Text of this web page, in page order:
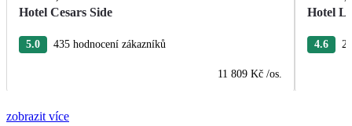
Hotel Cesars Side
5.0 435 hodnocení zákazníků
11 809 Kč /os.
Hotel
4.6
zobrazit více